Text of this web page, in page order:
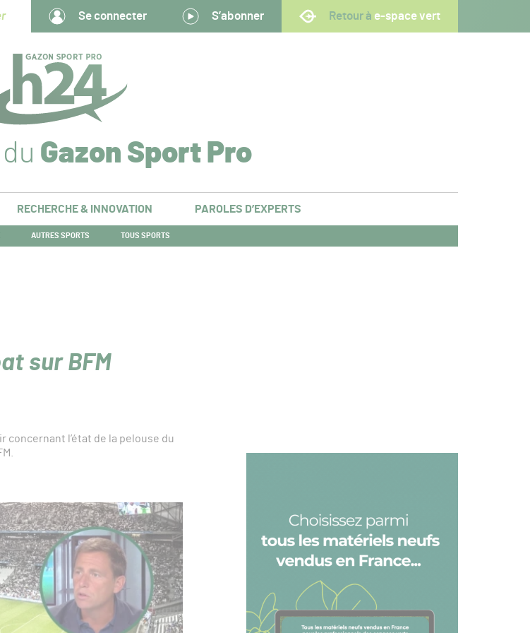
Se connecter S’abonner Retour à e-space vert
du Gazon Sport Pro
RECHERCHE & INNOVATION PAROLES D’EXPERTS
AUTRES SPORTS TOUS SPORTS
sur BFM
concernant l’état de la pelouse du